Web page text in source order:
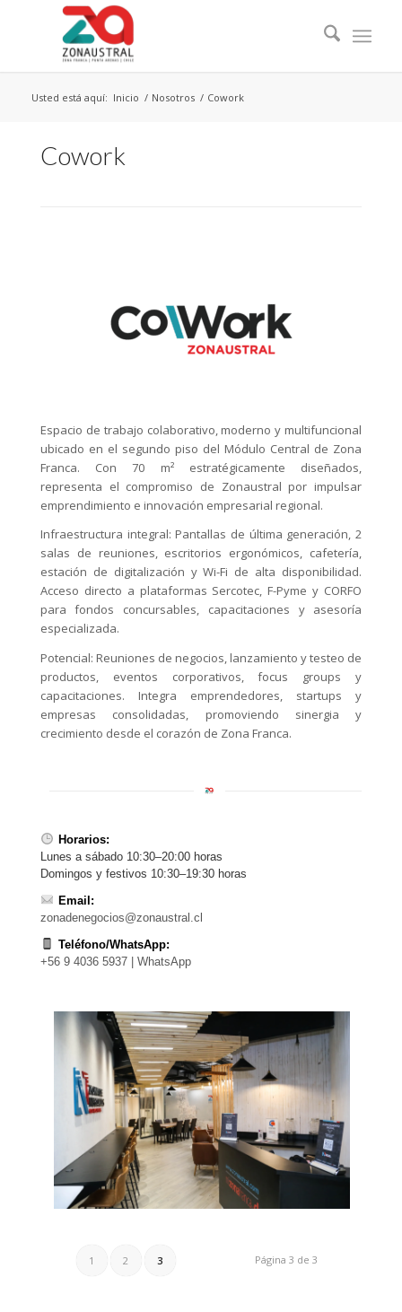
Usted está aquí: Inicio / Nosotros / Cowork
Cowork
Espacio de trabajo colaborativo, moderno y multifuncional
ubicado en el segundo piso del Módulo Central de Zona
Franca. Con 70 m² estratégicamente diseñados,
representa el compromiso de Zonaustral por impulsar
emprendimiento e innovación empresarial regional.
Infraestructura integral: Pantallas de última generación, 2
salas de reuniones, escritorios ergonómicos, cafetería,
estación de digitalización y Wi-Fi de alta disponibilidad.
Acceso directo a plataformas Sercotec, F-Pyme y CORFO
para fondos concursables, capacitaciones y asesoría
especializada.
Potencial: Reuniones de negocios, lanzamiento y testeo de
productos, eventos corporativos, focus groups y
capacitaciones. Integra emprendedores, startups y
empresas consolidadas, promoviendo sinergia y
crecimiento desde el corazón de Zona Franca.
Horarios:
Lunes a sábado 10:30–20:00 horas
Domingos y festivos 10:30–19:30 horas
Email:
zonadenegocios@zonaustral.cl
Teléfono/WhatsApp:
+56 9 4036 5937 | WhatsApp
Página 3 de 3
1 2 3